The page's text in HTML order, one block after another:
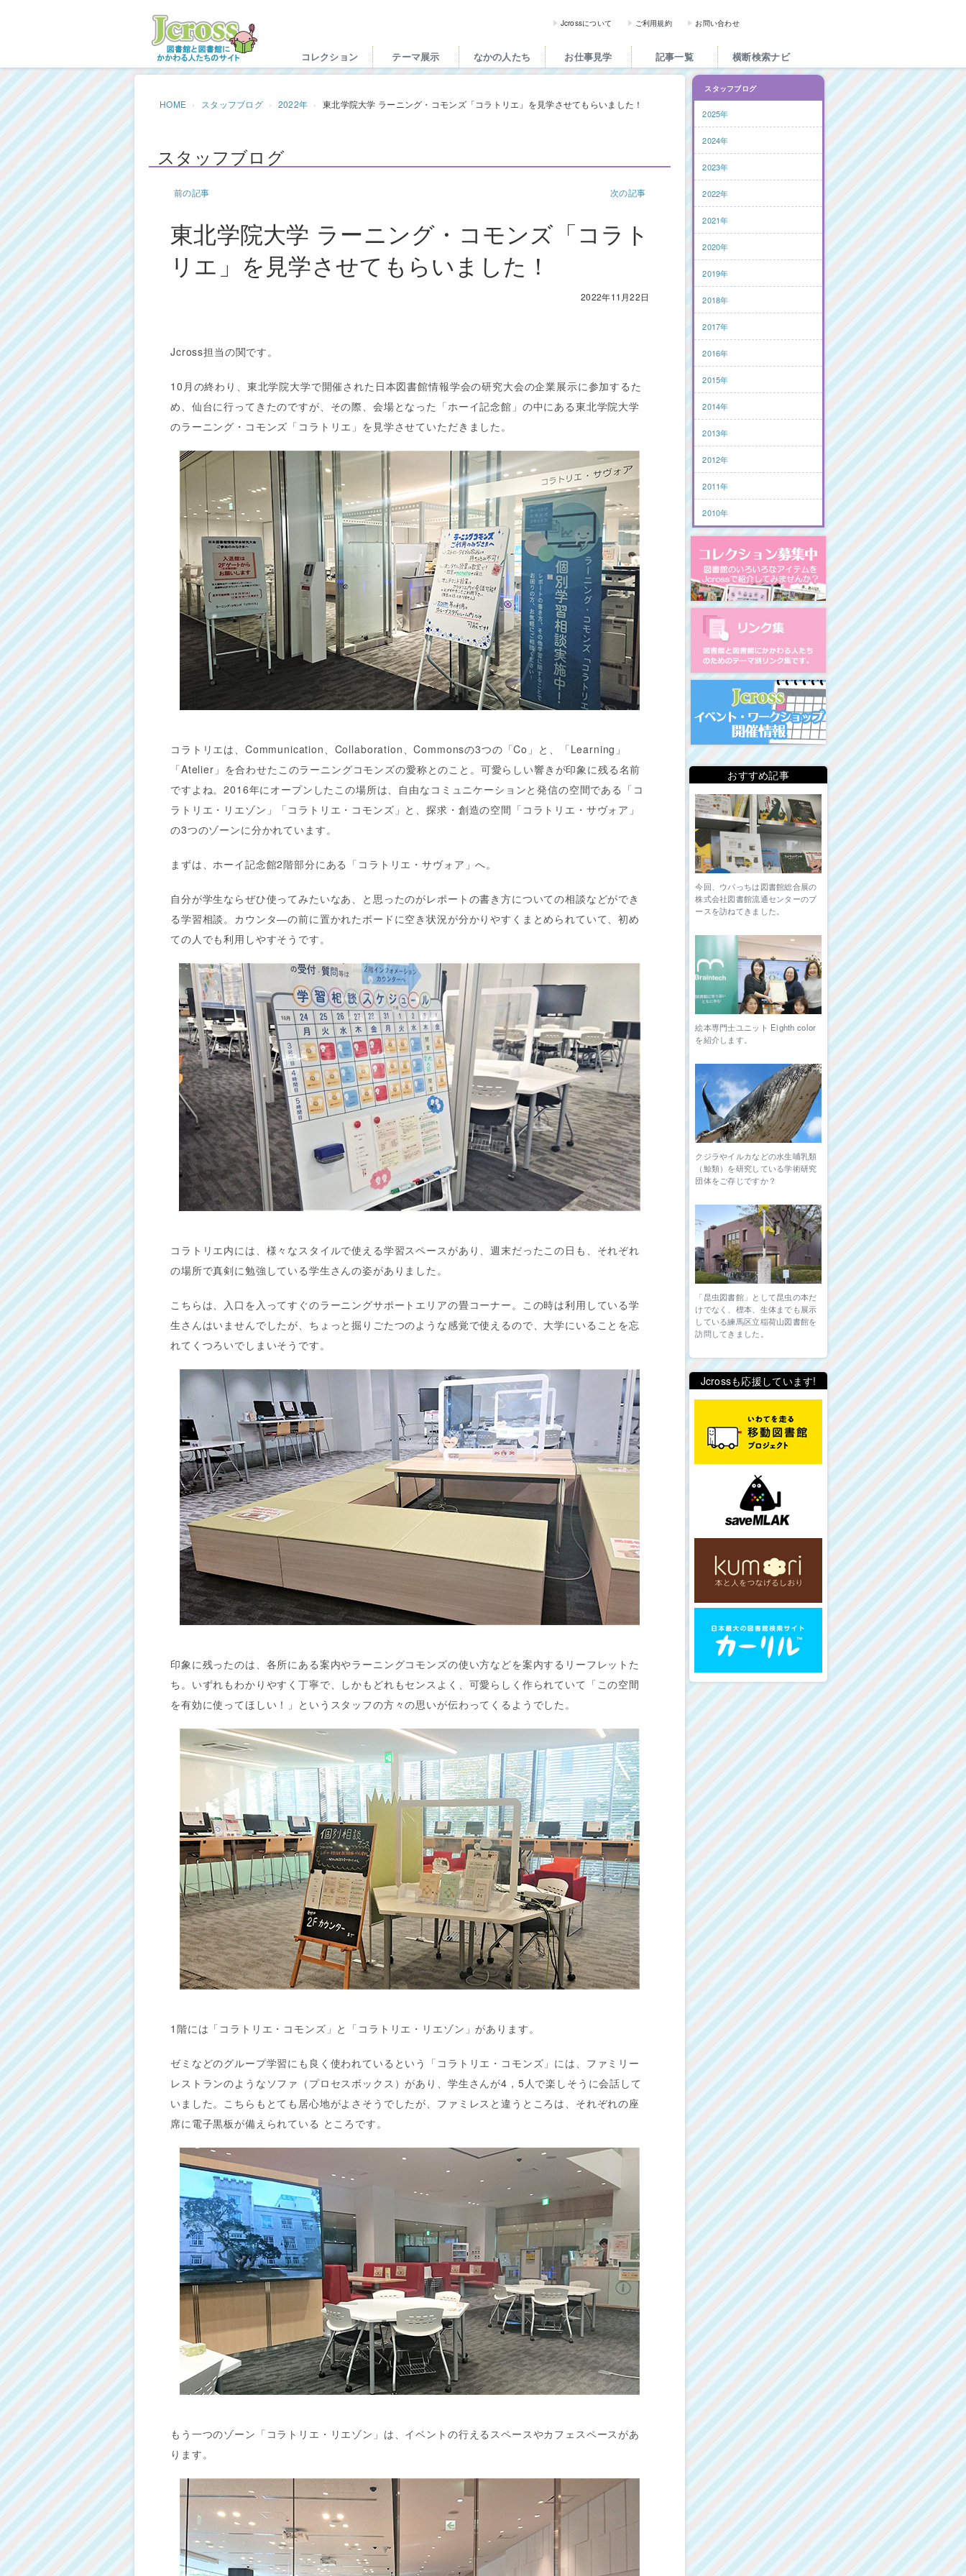
Jcross（ジェイクロス）| 図書館と図書館にかかわる人た
Jcrossについて ご利用規約 お問い合わせ
コレクション テーマ展示 なかの人たち お仕事見学 記事一覧 横断検索ナビ
HOME スタッフブログ 2022年 東北学院大学 ラーニング・コモンズ「コラトリエ」を見学させてもらいました！
スタッフブログ
前の記事 次の記事
東北学院大学 ラーニング・コモンズ「コラト
リエ」を見学させてもらいました！
2022年11月22日
Jcross担当の関です。
10月の終わり、東北学院大学で開催された日本図書館情報学会の研究大会の企業展示に参加するた
め、仙台に行ってきたのですが、その際、会場となった「ホーイ記念館」の中にある東北学院大学
のラーニング・コモンズ「コラトリエ」を見学させていただきました。
コラトリエは、Communication、Collaboration、Commonsの3つの「Co」と、「Learning」
「Atelier」を合わせたこのラーニングコモンズの愛称とのこと。可愛らしい響きが印象に残る名前
ですよね。2016年にオープンしたこの場所は、自由なコミュニケーションと発信の空間である「コ
ラトリエ・リエゾン」「コラトリエ・コモンズ」と、探求・創造の空間「コラトリエ・サヴォア」
の3つのゾーンに分かれています。
まずは、ホーイ記念館2階部分にある「コラトリエ・サヴォア」へ。
自分が学生ならぜひ使ってみたいなあ、と思ったのがレポートの書き方についての相談などができ
る学習相談。カウンタ―の前に置かれたボードに空き状況が分かりやすくまとめられていて、初め
ての人でも利用しやすそうです。
コラトリエ内には、様々なスタイルで使える学習スペースがあり、週末だったこの日も、それぞれ
の場所で真剣に勉強している学生さんの姿がありました。
こちらは、入口を入ってすぐのラーニングサポートエリアの畳コーナー。この時は利用している学
生さんはいませんでしたが、ちょっと掘りごたつのような感覚で使えるので、大学にいることを忘
れてくつろいでしまいそうです。
印象に残ったのは、各所にある案内やラーニングコモンズの使い方などを案内するリーフレットた
ち。いずれもわかりやすく丁寧で、しかもどれもセンスよく、可愛らしく作られていて「この空間
を有効に使ってほしい！」というスタッフの方々の思いが伝わってくるようでした。
1階には「コラトリエ・コモンズ」と「コラトリエ・リエゾン」があります。
ゼミなどのグループ学習にも良く使われているという「コラトリエ・コモンズ」には、ファミリー
レストランのようなソファ（プロセスボックス）があり、学生さんが4，5人で楽しそうに会話して
いました。こちらもとても居心地がよさそうでしたが、ファミレスと違うところは、それぞれの座
席に電子黒板が備えられている ところです。
もう一つのゾーン「コラトリエ・リエゾン」は、イベントの行えるスペースやカフェスペースがあ
ります。
スタッフブログ
2025年
2024年
2023年
2022年
2021年
2020年
2019年
2018年
2017年
2016年
2015年
2014年
2013年
2012年
2011年
2010年
コレクション募集中
図書館リンク集
イベント・ワークショップ開
おすすめ記事
今回、ウパっちは図書館総合展の
株式会社図書館流通センターのブ
ースを訪ねてきました。
絵本専門士ユニット Eighth color
を紹介します。
クジラやイルカなどの水生哺乳類
（鯨類）を研究している学術研究
団体をご存じですか？
「昆虫図書館」として昆虫の本だ
けでなく、標本、生体までも展示
している練馬区立稲荷山図書館を
訪問してきました。
Jcrossも応援しています!